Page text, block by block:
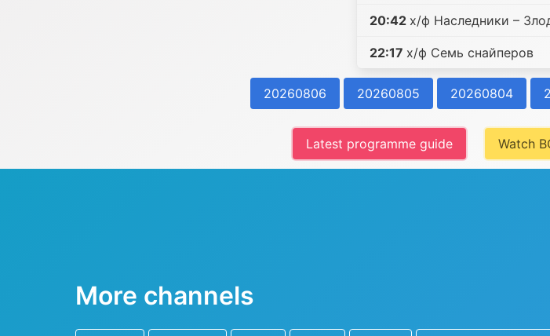
20:42 х/ф Наследники –
22:17 х/ф Семь снайперов
20260806 20260805 20260804
Latest programme guide Watch
More channels